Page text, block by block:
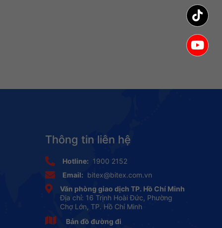
Thông tin liên hệ
Hotline: 1900 2152
Email: bitex@bitex.com.vn
Văn phòng giao dịch TP. Hồ Chí Minh
Địa chỉ: 16 Trịnh Hoài Đức, Phường
Chợ Lớn, TP. Hồ Chí Minh
Bản đồ đường đi